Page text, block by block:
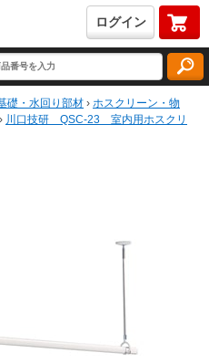
ログイン
礎・水回り部材 › ホスクリーン・物
› 川口技研 QSC-23 室内用ホスクリ